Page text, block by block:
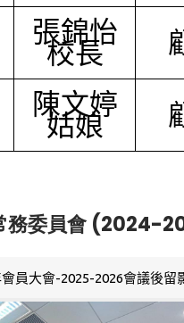
張錦怡
校長
陳文婷
姑娘
務委員會 (2024-
員大會-2025-2026會議後留